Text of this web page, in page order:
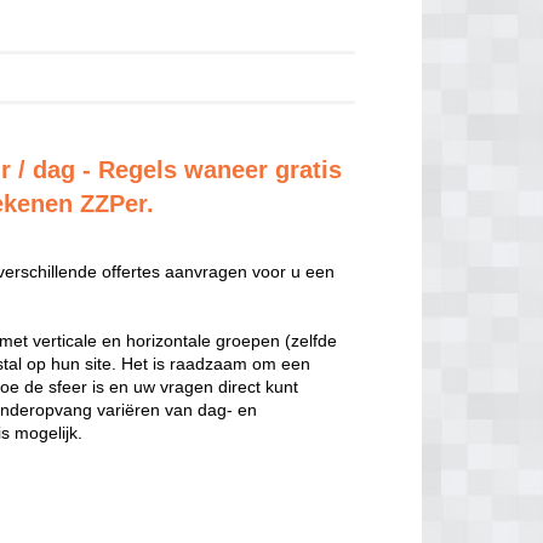
/ dag - Regels waneer gratis
ZZPer.
offertes aanvragen voor u een
verticale en horizontale groepen (zelfde
op hun site. Het is raadzaam om een
de sfeer is en uw vragen direct kunt
variëren van dag- en
mogelijk.